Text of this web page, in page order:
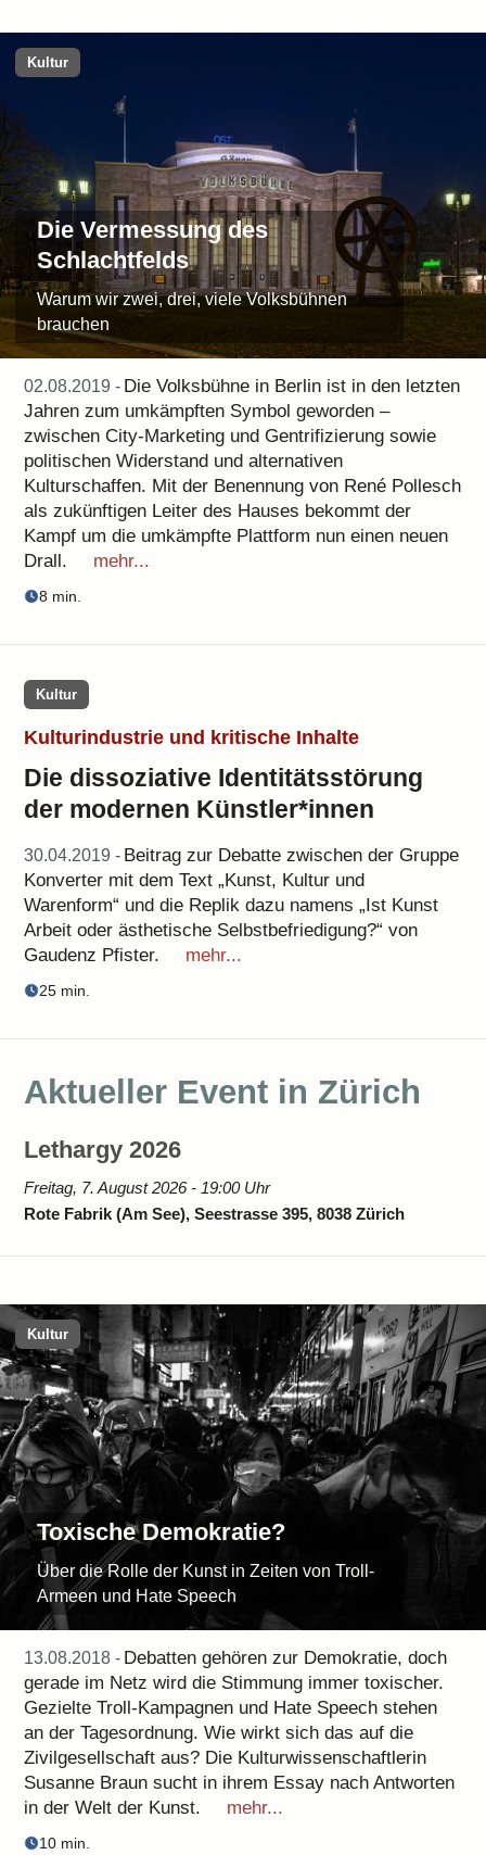
Kultur
Die Vermessung des
Schlachtfelds
Warum wir zwei, drei, viele Volksbühnen
brauchen
02.08.2019 - Die Volksbühne in Berlin ist in den letzten
Jahren zum umkämpften Symbol geworden –
zwischen City-Marketing und Gentrifizierung sowie
politischen Widerstand und alternativen
Kulturschaffen. Mit der Benennung von René Pollesch
als zukünftigen Leiter des Hauses bekommt der
Kampf um die umkämpfte Plattform nun einen neuen
Drall.
mehr...
8 min.
Kultur
Kulturindustrie und kritische Inhalte
Die dissoziative Identitätsstörung
der modernen Künstler*innen
30.04.2019 - Beitrag zur Debatte zwischen der Gruppe
Konverter mit dem Text „Kunst, Kultur und
Warenform“ und die Replik dazu namens „Ist Kunst
Arbeit oder ästhetische Selbstbefriedigung?“ von
Gaudenz Pfister.
mehr...
25 min.
Aktueller Event in Zürich
Lethargy 2026
Freitag, 7. August 2026 - 19:00 Uhr
Rote Fabrik (Am See), Seestrasse 395, 8038 Zürich
Kultur
Toxische Demokratie?
Über die Rolle der Kunst in Zeiten von Troll-
Armeen und Hate Speech
13.08.2018 - Debatten gehören zur Demokratie, doch
gerade im Netz wird die Stimmung immer toxischer.
Gezielte Troll-Kampagnen und Hate Speech stehen
an der Tagesordnung. Wie wirkt sich das auf die
Zivilgesellschaft aus? Die Kulturwissenschaftlerin
Susanne Braun sucht in ihrem Essay nach Antworten
in der Welt der Kunst.
mehr...
10 min.